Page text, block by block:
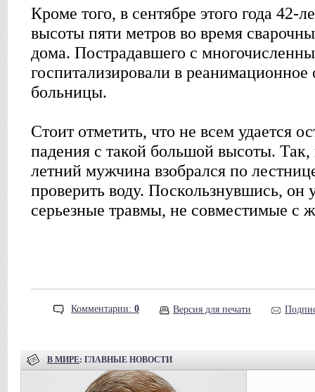
Кроме того, в сентябре этого года 42-
высоты пяти метров во время
дома. Пострадавшего с
госпитализировали в реанимационное
больницы.
Стоит отметить, что не всем удается
падения с такой большой высоты.
летний мужчина взобрался по
проверить воду. Поскользнувшись, он
серьезные травмы, не совместимые с
Комментарии: 0 Версия для печати
В МИРЕ: ГЛАВНЫЕ НОВОСТИ